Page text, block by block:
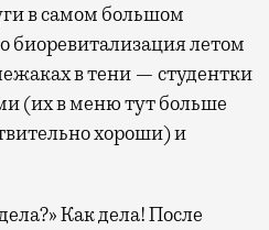
в самом большом
биоревитализация летом
в тени — студентки
(их в меню тут больше
хороши) и
Как дела! После